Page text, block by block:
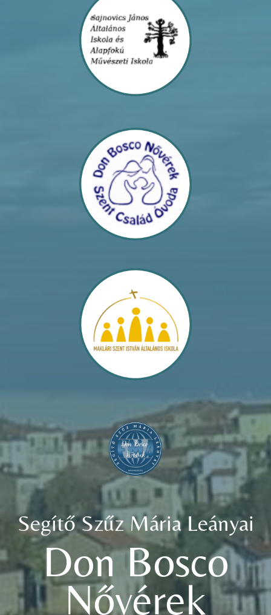
Segítő Szűz Mária Leányai
Don Bosco
Nővérek